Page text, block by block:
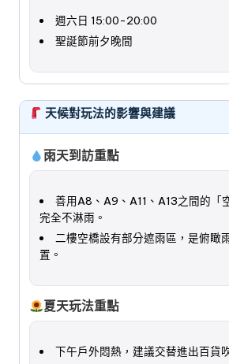
週六日 15:00-20:00
聖誕節前夕晚間
天候對玩法的影響與建議
雨天到訪重點
善用A8、A9、A11、A13之間的「
完全不淋雨。
二樓空橋設有部分遮雨區，是俯瞰
置。
夏天玩法重點
下午戶外悶熱，建議交替進出百貨